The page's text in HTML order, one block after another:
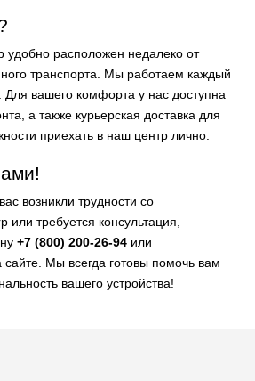
удобно расположен недалеко от
транспорта. Мы работаем каждый
. Для вашего комфорта у нас доступна
а также курьерская доставка для
приехать в наш центр лично.
возникли трудности со
требуется консультация,
+7 (800) 200-26-94 или
сайте. Мы всегда готовы помочь вам
вашего устройства!